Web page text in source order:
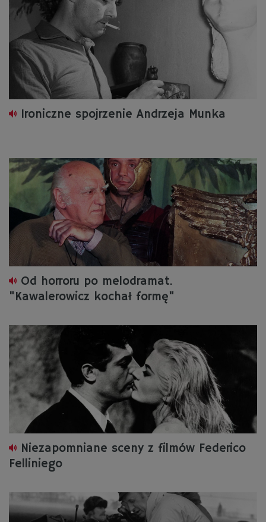
Ironiczne spojrzenie Andrzeja Munka
Od horroru po melodramat.
"Kawalerowicz kochał formę"
Niezapomniane sceny z filmów Federico
Felliniego